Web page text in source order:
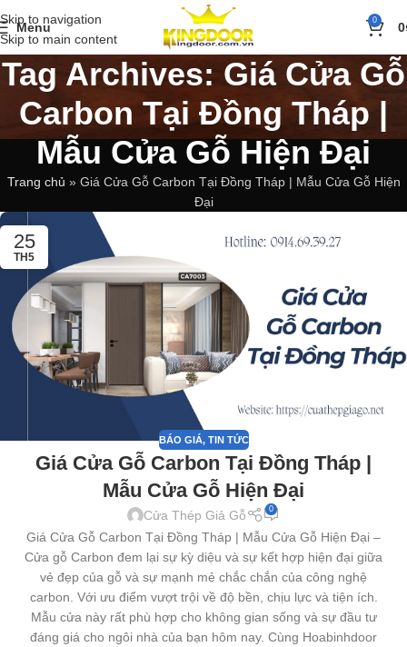
Skip to navigation
Skip to main content
Menu 0 0
Tag Archives: Giá Cửa Gỗ
Carbon Tại Đồng Tháp |
Mẫu Cửa Gỗ Hiện Đại
Trang chủ » Giá Cửa Gỗ Carbon Tại Đồng Tháp | Mẫu Cửa Gỗ Hiện
Đại
25
TH5
BÁO GIÁ, TIN TỨC
Giá Cửa Gỗ Carbon Tại Đồng Tháp |
Mẫu Cửa Gỗ Hiện Đại
Cửa Thép Giả Gỗ 0
Giá Cửa Gỗ Carbon Tại Đồng Tháp | Mẫu Cửa Gỗ Hiện Đại –
Cửa gỗ Carbon đem lại sự kỳ diệu và sự kết hợp hiện đại giữa
vẻ đẹp của gỗ và sự mạnh mẻ chắc chắn của công nghệ
carbon. Với ưu điểm vượt trội về độ bền, chịu lực và tiện ích.
Mẫu cửa này rất phù hợp cho không gian sống và sự đầu tư
đáng giá cho ngôi nhà của bạn hôm nay. Cùng Hoabinhdoor